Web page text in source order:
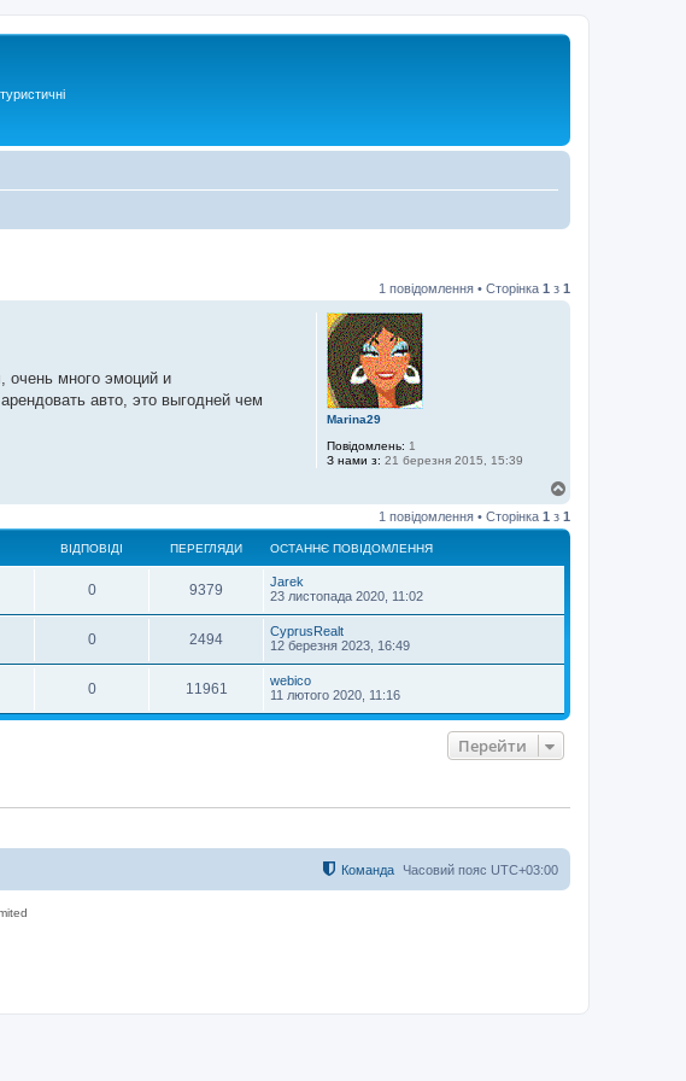
1 повідомлення • Сторінка 1 з 1
Marina29
Повідомлень: 1
З нами з: 21 березня 2015, 15:39
очень много эмоций и
авто, это выгодней чем
г
о
1 повідомлення • Сторінка 1 з 1
ВІДПОВІДІ ПЕРЕГЛЯДИ ОСТАННЄ ПОВІДОМЛЕННЯ
0 9379
Jarek
23 листопада 2020, 11:02
0 2494
CyprusRealt
12 березня 2023, 16:49
0 11961
webico
11 лютого 2020, 11:16
Перейти
Часовий пояс UTC+03:00
Команда